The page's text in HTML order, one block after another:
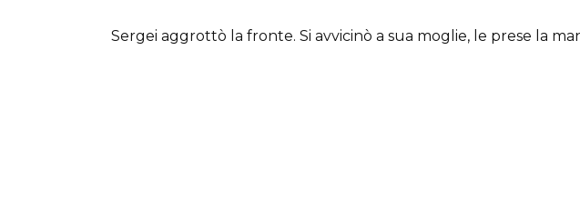
Sergei aggrottò la fronte. Si avvicinò a sua moglie, le prese la